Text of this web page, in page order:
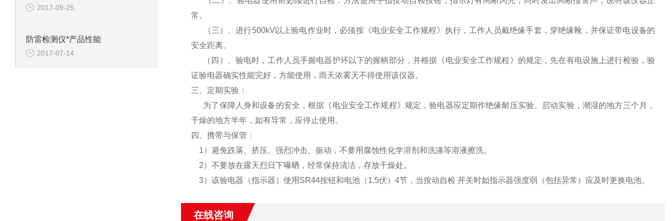
2017-09-25
防雷检测仪*产品性能
2017-07-14
常。
（三）、进行500kV以上验电作业时，必须按《电业安全工作规程》执行，工作人员戴绝缘手套，穿绝缘靴，并保证带电设备的
安全距离。
（四）、验电时，工作人员手握电器护环以下的握柄部分，并根据《电业安全工作规程》的规定，先在有电设施上进行检验，验
证验电器确实性能完好，方能使用，雨天浓雾天不得使用该仪器。
三、定期实验：
为了保障人身和设备的安全，根据《电业安全工作规程》规定，验电器应定期作绝缘耐压实验、启动实验，潮湿的地方三个月，
干燥的地方半年，如有导常，应停止使用。
四、携带与保管：
1）避免跌落、挤压、强烈冲击、振动，不要用腐蚀性化学溶剂和洗涤等溶液擦洗。
2）不要放在露天烈日下曝晒，经常保持清洁，存放干燥处。
3）该验电器（指示器）使用SR44按钮和电池（1.5伏）4节，当按动自检 开关时如指示器强度弱（包括异常）应及时更换电池。
在线咨询